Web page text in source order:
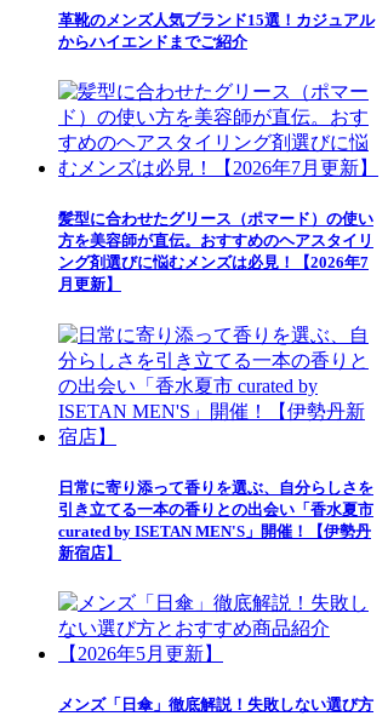
革靴のメンズ人気ブランド15選！カジュアル
からハイエンドまでご紹介
髪型に合わせたグリース（ポマード）の使い
方を美容師が直伝。おすすめのヘアスタイリ
ング剤選びに悩むメンズは必見！【2026年7
月更新】
日常に寄り添って香りを選ぶ、自分らしさを
引き立てる一本の香りとの出会い「香水夏市
curated by ISETAN MEN'S」開催！【伊勢丹
新宿店】
メンズ「日傘」徹底解説！失敗しない選び方